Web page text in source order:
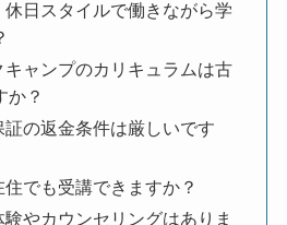
休日スタイルで働きながら学
キャンプのカリキュラムは古
か？
証の返金条件は厳しいです
住でも受講できますか？
験やカウンセリングはありま